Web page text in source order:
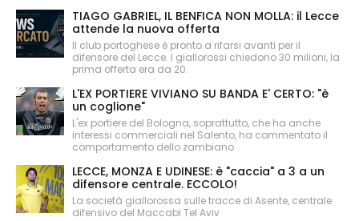
TIAGO GABRIEL, IL BENFICA NON MOLLA: il Lecce
attende la nuova offerta
Il club portoghese è pronto a rifarsi avanti per il
difensore del Lecce. I giallorossi chiedono 30 milioni, la
prima offerta era da 20.
L'EX PORTIERE VIVIANO SU BANDA E' CERTO: "è
un coglione"
L'ex portiere del Bologna, soprattutto, che ha anche
interessi commerciali nel Salento, ha commentato il
comportamento dello zambiano
LECCE, MONZA E UDINESE: è "caccia" a 3 a un
difensore centrale. ECCOLO!
La società giallorossa sulle tracce di Asente, centrale
difensivo del Maccabi Tel Aviv